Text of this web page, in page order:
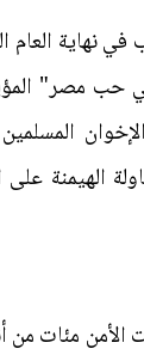
نهاية
حب مصر"
الهيمنة
مئات من